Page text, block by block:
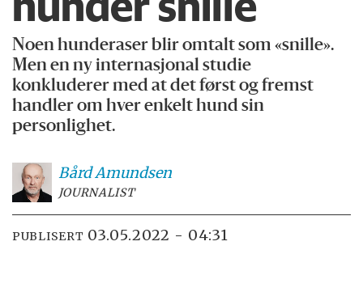
Noen hunderaser blir omtalt som «snille».
Men en ny internasjonal studie
konkluderer med at det først og fremst
handler om hver enkelt hund sin
personlighet.
Bård Amundsen
JOURNALIST
PUBLISERT 03.05.2022 - 04:31